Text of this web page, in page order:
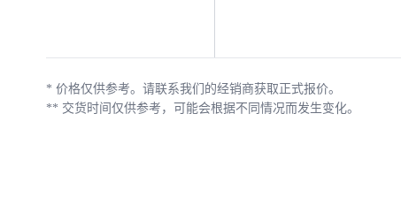
* 价格仅供参考。请联系我们的经销商获取正式报价。
** 交货时间仅供参考，可能会根据不同情况而发生变化。